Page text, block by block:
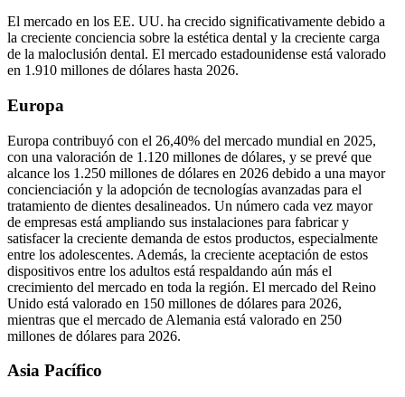
El mercado en los EE. UU. ha crecido significativamente debido a
la creciente conciencia sobre la estética dental y la creciente carga
de la maloclusión dental. El mercado estadounidense está valorado
en 1.910 millones de dólares hasta 2026.
Europa
Europa contribuyó con el 26,40% del mercado mundial en 2025,
con una valoración de 1.120 millones de dólares, y se prevé que
alcance los 1.250 millones de dólares en 2026 debido a una mayor
concienciación y la adopción de tecnologías avanzadas para el
tratamiento de dientes desalineados. Un número cada vez mayor
de empresas está ampliando sus instalaciones para fabricar y
satisfacer la creciente demanda de estos productos, especialmente
entre los adolescentes. Además, la creciente aceptación de estos
dispositivos entre los adultos está respaldando aún más el
crecimiento del mercado en toda la región. El mercado del Reino
Unido está valorado en 150 millones de dólares para 2026,
mientras que el mercado de Alemania está valorado en 250
millones de dólares para 2026.
Asia Pacífico